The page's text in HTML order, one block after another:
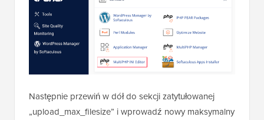
Następnie przewiń w dół do sekcji zatytułowanej
„upload_max_filesize” i wprowadź nowy maksymalny